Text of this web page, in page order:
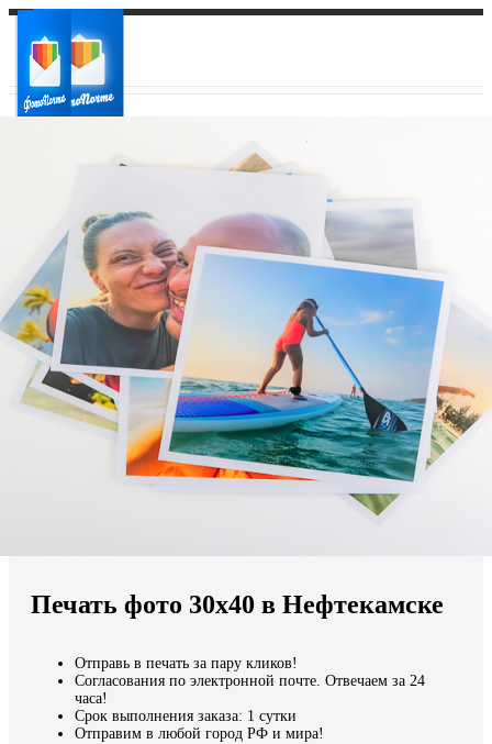
Ваш регион доставки
Выберите из списка:
Мы доставляем по всему миру
Продолжить без города
Печать фото 30х40 в Нефтекамске
Отправь в печать за пару кликов!
Согласования по электронной почте. Отвечаем за 24
часа!
Срок выполнения заказа: 1 сутки
Отправим в любой город РФ и мира!